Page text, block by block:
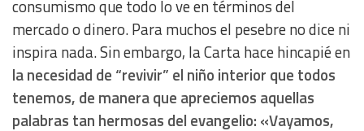
consumismo que todo lo ve en términos del
mercado o dinero. Para muchos el pesebre no dice ni
inspira nada. Sin embargo, la Carta hace hincapié en
la necesidad de “revivir” el niño interior que todos
tenemos, de manera que apreciemos aquellas
palabras tan hermosas del evangelio: «Vayamos,
Functional
Advertising